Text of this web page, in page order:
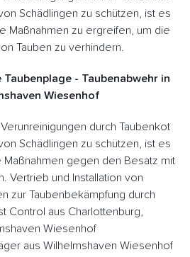
Schädlingen zu schützen, ist es
Maßnahmen zu ergreifen, um die
Tauben zu verhindern.
- Taubenabwehr in
Wiesenhof
durch Taubenkot
Schädlingen zu schützen, ist es
gegen den Besatz mit
Vertrieb und Installation von
zur Taubenbekämpfung durch
Control aus Charlottenburg,
Wiesenhof
aus Wilhelmshaven Wiesenhof